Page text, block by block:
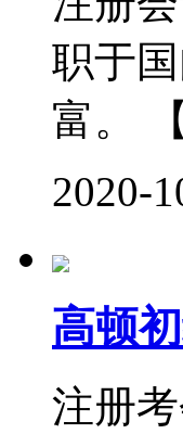
职于
富。
2020-
高顿
注册